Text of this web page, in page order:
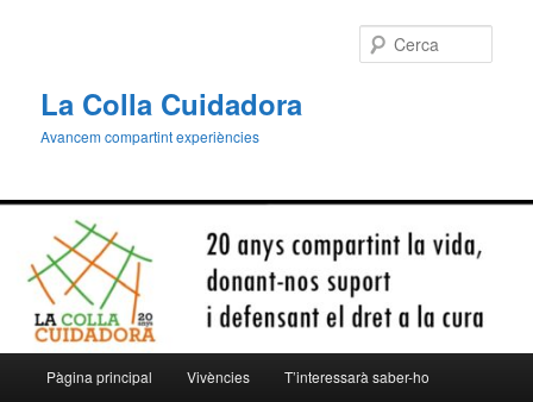
La Colla Cuidadora
Avancem compartint experiències
principal
Pàgina principal Vivències T’interessarà saber-ho